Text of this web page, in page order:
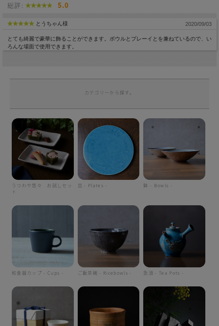
総評: 5.0
とうちゃん様 2020/09/03
とても綺麗で豪華に飾ることができます。ボウルとプレーイとを兼ねているので、い
ろんな場面で使用できます。
カテゴリーから探す。
うつわや悠々 お試しセッ
ト
皿 - Plates - 鉢 - Bowls -
和食器カップ - Cups - ご飯茶碗 - Ricebowls - 急須 - Tea Pots -